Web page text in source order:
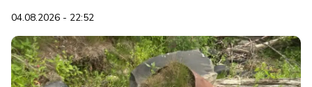
04.08.2026 - 22:52